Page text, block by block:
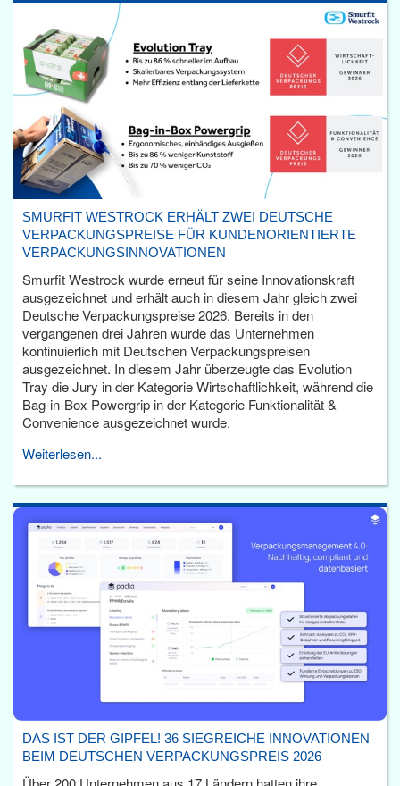
SMURFIT WESTROCK ERHÄLT ZWEI DEUTSCHE
VERPACKUNGSPREISE FÜR KUNDENORIENTIERTE
VERPACKUNGSINNOVATIONEN
Smurfit Westrock wurde erneut für seine Innovationskraft
ausgezeichnet und erhält auch in diesem Jahr gleich zwei
Deutsche Verpackungspreise 2026. Bereits in den
vergangenen drei Jahren wurde das Unternehmen
kontinuierlich mit Deutschen Verpackungspreisen
ausgezeichnet. In diesem Jahr überzeugte das Evolution
Tray die Jury in der Kategorie Wirtschaftlichkeit, während die
Bag-in-Box Powergrip in der Kategorie Funktionalität &
Convenience ausgezeichnet wurde.
Weiterlesen...
DAS IST DER GIPFEL! 36 SIEGREICHE INNOVATIONEN
BEIM DEUTSCHEN VERPACKUNGSPREIS 2026